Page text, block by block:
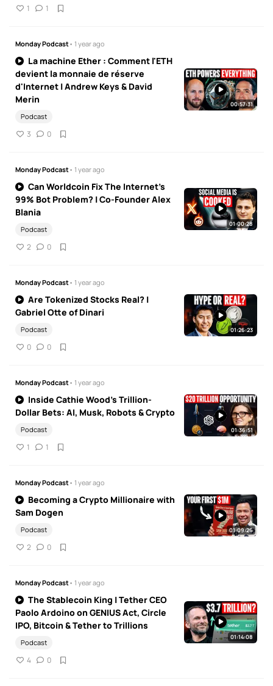
1 1
Monday Podcast• 1 year ago
La machine Ether : Comment l'ETH
devient la monnaie de réserve
d'Internet | Andrew Keys & David
Merin
Podcast
3 0
00:57:31
Monday Podcast• 1 year ago
Can Worldcoin Fix The Internet's
99% Bot Problem? | Co-Founder Alex
Blania
Podcast
2 0
01:00:28
Monday Podcast• 1 year ago
Are Tokenized Stocks Real? |
Gabriel Otte of Dinari
Podcast
0 0
01:26:23
Monday Podcast• 1 year ago
Inside Cathie Wood’s Trillion-
Dollar Bets: AI, Musk, Robots & Crypto
Podcast
1 1
01:36:51
Monday Podcast• 1 year ago
Becoming a Crypto Millionaire with
Sam Dogen
Podcast
2 0
01:09:26
Monday Podcast• 1 year ago
The Stablecoin King | Tether CEO
Paolo Ardoino on GENIUS Act, Circle
IPO, Bitcoin & Tether to Trillions
Podcast
4 0
01:14:08